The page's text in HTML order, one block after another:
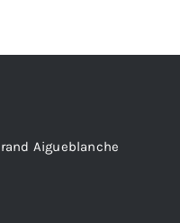
Aigueblanche